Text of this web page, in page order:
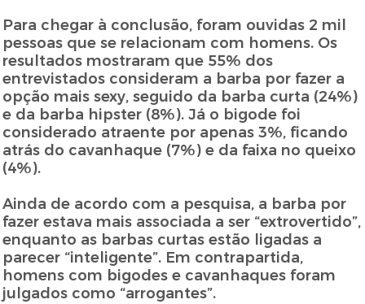
Para chegar à conclusão, foram ouvidas 2 mil
pessoas que se relacionam com homens. Os
resultados mostraram que 55% dos
entrevistados consideram a barba por fazer a
opção mais sexy, seguido da barba curta (24%)
e da barba hipster (8%). Já o bigode foi
considerado atraente por apenas 3%, ficando
atrás do cavanhaque (7%) e da faixa no queixo
(4%).
Ainda de acordo com a pesquisa, a barba por
fazer estava mais associada a ser “extrovertido”,
enquanto as barbas curtas estão ligadas a
parecer “inteligente”. Em contrapartida,
homens com bigodes e cavanhaques foram
julgados como “arrogantes”.